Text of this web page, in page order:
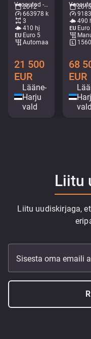
Veoautod - Külmik • M420-1252
2012
663978 km
3
410 hj
Euro 5
Automaat
21 500
EUR
Lääne-
Harju
vald
2015
490
Euro
68
EUR
vald
Liitu
Liitu uudiskirjaga,
Sisesta oma emaili